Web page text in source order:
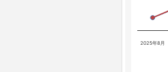
2025年8月